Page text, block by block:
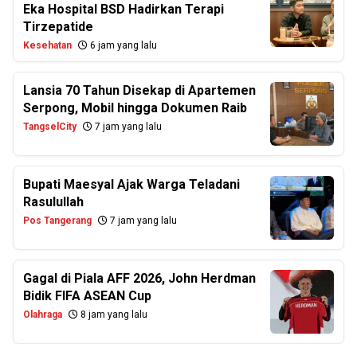
Eka Hospital BSD Hadirkan Terapi
Tirzepatide
Kesehatan 6 jam yang lalu
Lansia 70 Tahun Disekap di Apartemen
Serpong, Mobil hingga Dokumen Raib
TangselCity 7 jam yang lalu
Bupati Maesyal Ajak Warga Teladani
Rasulullah
Pos Tangerang 7 jam yang lalu
Gagal di Piala AFF 2026, John Herdman
Bidik FIFA ASEAN Cup
Olahraga 8 jam yang lalu